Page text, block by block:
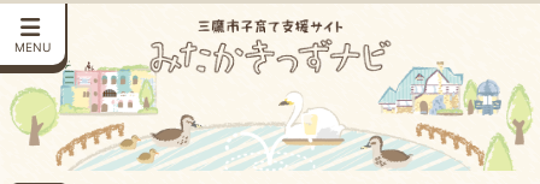
MENU